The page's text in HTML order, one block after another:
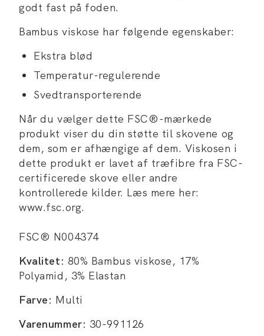
godt fast på foden.
Bambus viskose har følgende egenskaber:
Ekstra blød
Temperatur-regulerende
Svedtransporterende
Når du vælger dette FSC®-mærkede
produkt viser du din støtte til skovene og
dem, som er afhængige af dem. Viskosen i
dette produkt er lavet af træfibre fra FSC-
certificerede skove eller andre
kontrollerede kilder. Læs mere her:
www.fsc.org.
FSC® N004374
Kvalitet: 80% Bambus viskose, 17%
Polyamid, 3% Elastan
Farve: Multi
Varenummer: 30-991126